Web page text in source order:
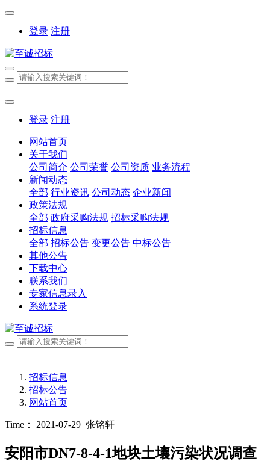
登录 注册
登录 注册
网站首页
关于我们
公司简介 公司荣誉 公司资质 业务流程
新闻动态
全部 行业资讯 公司动态 企业新闻
政策法规
全部 政府采购法规 招标采购法规
招标信息
全部 招标公告 变更公告 中标公告
其他公告
下载中心
联系我们
专家信息录入
系统登录
招标信息
招标公告
网站首页
Time： 2021-07-29 张铭轩
安阳市DN7-8-4-1地块土壤污染状况调查